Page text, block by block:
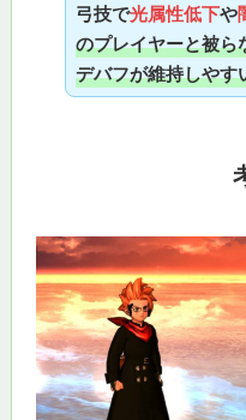
弓技で光属性低下や
のプレイヤーと被ら
デバフが維持しやす